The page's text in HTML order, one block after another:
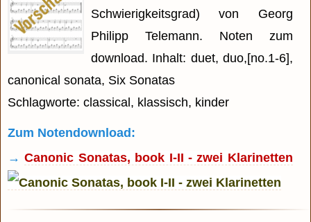
Schwierigkeitsgrad) von Georg
Philipp Telemann. Noten zum
download. Inhalt: duet, duo,[no.1-6],
canonical sonata, Six Sonatas
Schlagworte: classical, klassisch, kinder
Zum Notendownload:
→Canonic Sonatas, book I-II - zwei Klarinetten